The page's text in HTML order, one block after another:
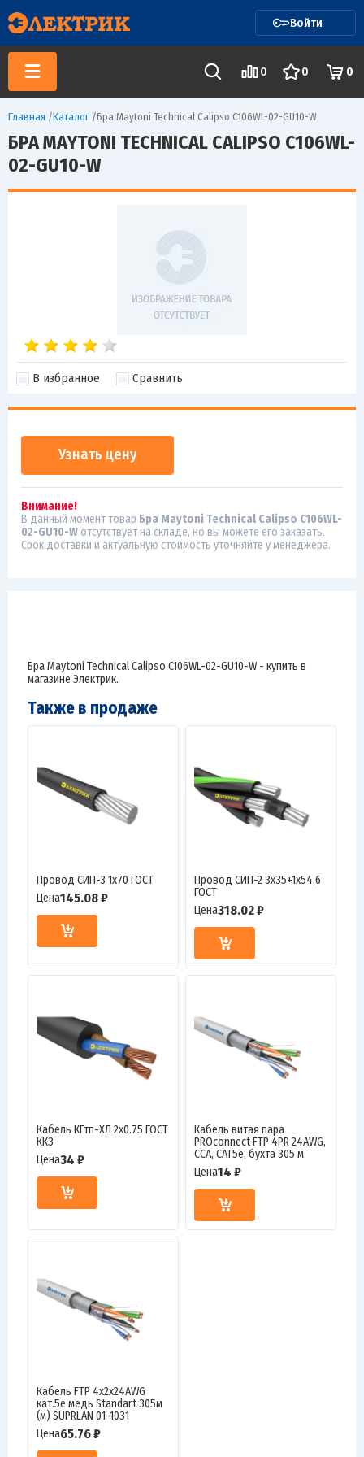
Войти
0 0 0
Главная /Каталог /Бра Maytoni Technical Calipso C106WL-02-GU10-W
БРА MAYTONI TECHNICAL CALIPSO C106WL-
02-GU10-W
В избранное Сравнить
Узнать цену
Внимание!
В данный момент товар Бра Maytoni Technical Calipso C106WL-
02-GU10-W отсутствует на складе, но вы можете его заказать.
Срок доставки и актуальную стоимость уточняйте у менеджера.
Бра Maytoni Technical Calipso C106WL-02-GU10-W - купить в
магазине Электрик.
Также в продаже
Провод СИП-3 1х70 ГОСТ
Цена145.08 ₽
Провод СИП-2 3х35+1х54,6
ГОСТ
Цена318.02 ₽
Кабель КГтп-ХЛ 2х0.75 ГОСТ
ККЗ
Цена34 ₽
Кабель витая пара
PROconnect FTP 4PR 24AWG,
CCA, CAT5e, бухта 305 м
Цена14 ₽
Кабель FTP 4х2х24AWG
кат.5е медь Standart 305м
(м) SUPRLAN 01-1031
Цена65.76 ₽